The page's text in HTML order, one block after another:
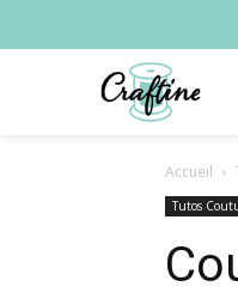
Accueil
Tutos